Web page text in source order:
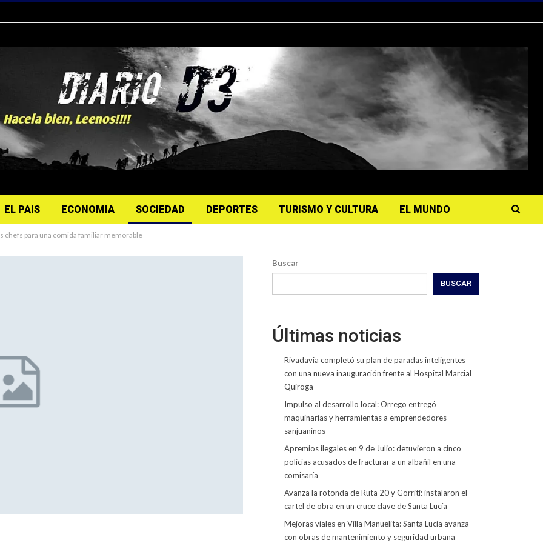
EL PAIS ECONOMIA SOCIEDAD DEPORTES TURISMO Y CULTURA EL MUNDO
chefs para una comida familiar memorable
Buscar
BUSCAR
Últimas noticias
Rivadavia completó su plan de paradas inteligentes
con una nueva inauguración frente al Hospital Marcial
Quiroga
Impulso al desarrollo local: Orrego entregó
maquinarias y herramientas a emprendedores
sanjuaninos
Apremios ilegales en 9 de Julio: detuvieron a cinco
policías acusados de fracturar a un albañil en una
comisaría
Avanza la rotonda de Ruta 20 y Gorriti: instalaron el
cartel de obra en un cruce clave de Santa Lucía
Mejoras viales en Villa Manuelita: Santa Lucía avanza
con obras de mantenimiento y seguridad urbana